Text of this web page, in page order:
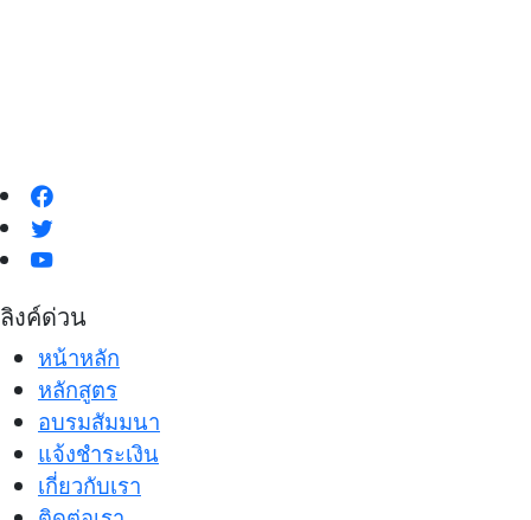
ลิงค์ด่วน
หน้าหลัก
หลักสูตร
อบรมสัมมนา
แจ้งชำระเงิน
เกี่ยวกับเรา